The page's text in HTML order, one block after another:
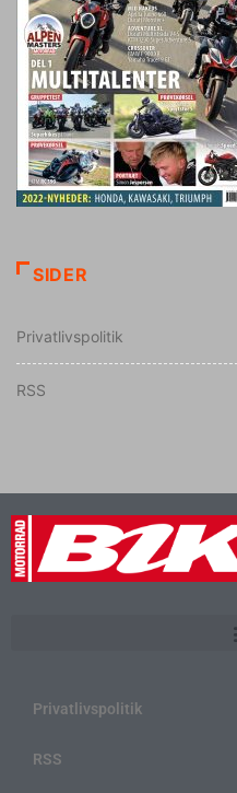
SIDER
Privatlivspolitik
RSS
Privatlivspolitik
RSS